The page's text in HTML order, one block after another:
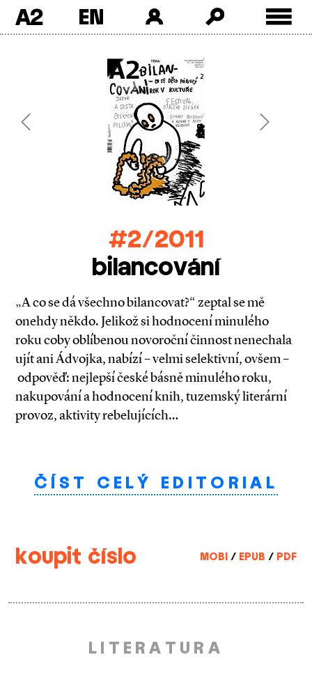
A2
Previous Next
#2/2011
bilancování
„A co se dá všechno bilancovat?“ zeptal se mě
onehdy někdo. Jelikož si hodnocení minulého
roku coby oblíbenou novoroční činnost nenechala
ujít ani Ádvojka, nabízí – velmi selektivní, ovšem –
odpověď: nejlepší české básně minulého roku,
nakupování a hodnocení knih, tuzemský literární
provoz, aktivity rebelujících…
ČÍST CELÝ EDITORIAL
koupit číslo MOBI / EPUB / PDF
LITERATURA